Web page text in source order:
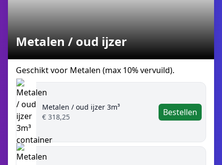
Metalen / oud ijzer
Geschikt voor Metalen (max 10% vervuild).
Metalen / oud ijzer 3m³
€ 318,25
Bestellen